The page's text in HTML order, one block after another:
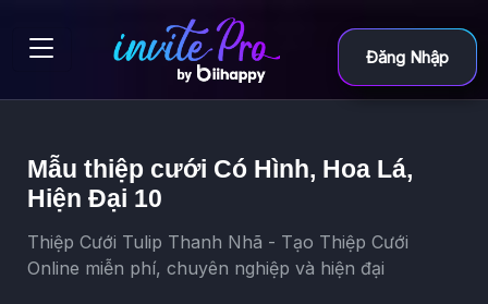
Đăng Nhập
Mẫu thiệp cưới Có Hình, Hoa Lá,
Hiện Đại 10
Thiệp Cưới Tulip Thanh Nhã - Tạo Thiệp Cưới
Online miễn phí, chuyên nghiệp và hiện đại